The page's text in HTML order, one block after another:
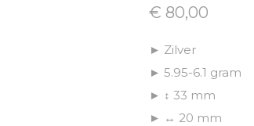
€ 80,00
► Zilver
► 5.95-6.1 gram
► ↕ 33 mm
► ↔ 20 mm